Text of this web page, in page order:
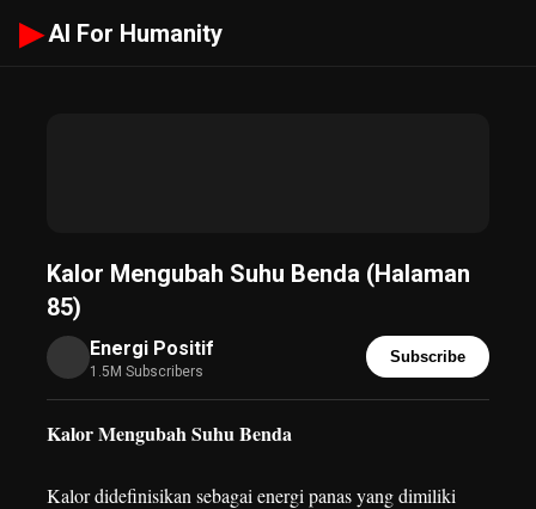
▶ AI For Humanity
Kalor Mengubah Suhu Benda (Halaman
85)
Energi Positif
1.5M Subscribers
Subscribe
Kalor Mengubah Suhu Benda
Kalor didefinisikan sebagai energi panas yang dimiliki